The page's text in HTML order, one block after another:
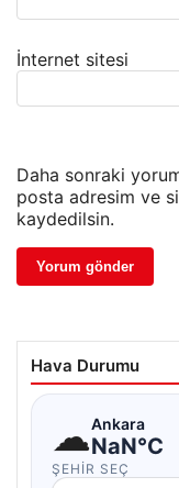
İnternet sitesi
Daha sonraki
posta adresim ve
kaydedilsin.
Hava Durumu
☁Ankara
NaN°C
ŞEHIR SEÇ